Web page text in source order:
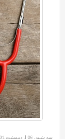
سه شنبه, 06 اردیبهشت,1401